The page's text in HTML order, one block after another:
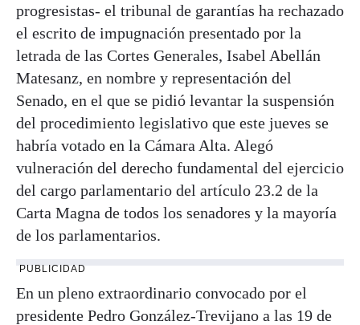
progresistas- el tribunal de garantías ha rechazado
el escrito de impugnación presentado por la
letrada de las Cortes Generales, Isabel Abellán
Matesanz, en nombre y representación del
Senado, en el que se pidió levantar la suspensión
del procedimiento legislativo que este jueves se
habría votado en la Cámara Alta. Alegó
vulneración del derecho fundamental del ejercicio
del cargo parlamentario del artículo 23.2 de la
Carta Magna de todos los senadores y la mayoría
de los parlamentarios.
PUBLICIDAD
En un pleno extraordinario convocado por el
presidente Pedro González-Trevijano a las 19 de